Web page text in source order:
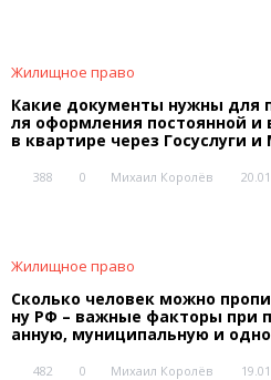
Жилищное право
Какие документы нужны для
ля оформления постоянной и
в квартире через Госуслуги
388 0 Михаил Королёв
Жилищное право
Сколько человек можно
ну РФ – важные факторы при
анную, муниципальную и
482 0 Михаил Королёв